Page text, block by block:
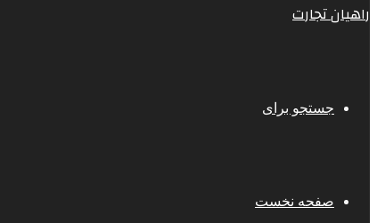
راهیان تجارت
جستجو برای
صفحه نخست